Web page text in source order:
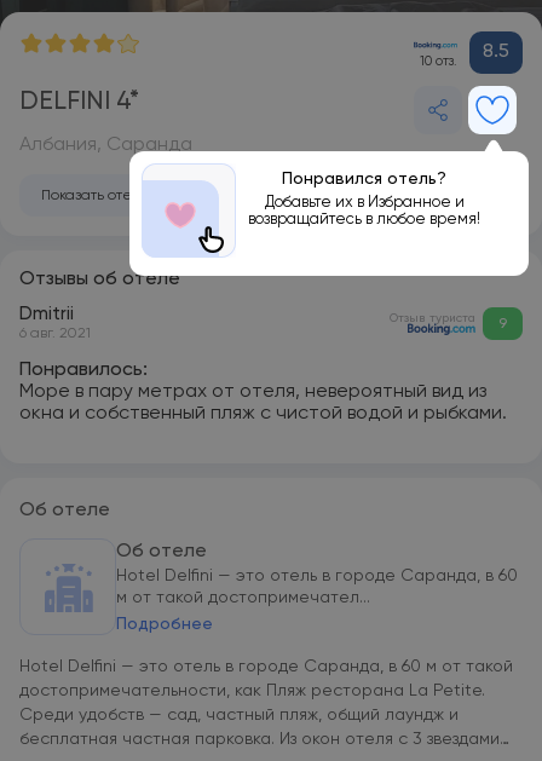
10 отз. 8.5
DELFINI 4*
Понравился отель?
Добавьте их в Избранное и
возвращайтесь в любое время!
Албания, Саранда
Показать отель на карте
Отзывы об отеле
Dmitrii
6 авг. 2021
Отзыв туриста 9
Понравилось:
Море в пару метрах от отеля, невероятный вид из
окна и собственный пляж с чистой водой и рыбками.
Об отеле
Об отеле
Hotel Delfini — это отель в городе Саранда, в 60
м от такой достопримечател...
Подробнее
Hotel Delfini — это отель в городе Саранда, в 60 м от такой
достопримечательности, как Пляж ресторана La Petite.
Среди удобств — сад, частный пляж, общий лаундж и
бесплатная частная парковка. Из окон отеля с 3 звездами